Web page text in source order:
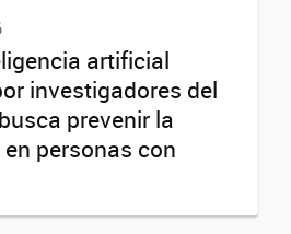
artificial
investigadores del
prevenir la
personas con